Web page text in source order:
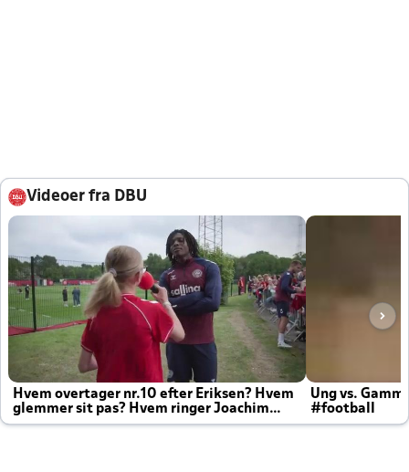
Videoer fra DBU
Hvem overtager nr.10 efter Eriksen? Hvem
glemmer sit pas? Hvem ringer Joachim
altid til efter kampe?
Ung vs.
#football